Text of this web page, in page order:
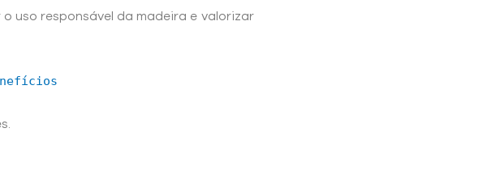
uso responsável da madeira e valorizar